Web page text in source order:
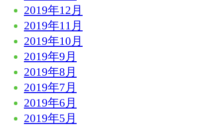
2019年12月
2019年11月
2019年10月
2019年9月
2019年8月
2019年7月
2019年6月
2019年5月